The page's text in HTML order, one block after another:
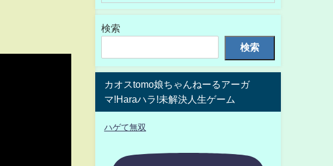
検索
検索
カオスtomo娘ちゃんねーるアーガ
マ!Haraハラ!未解決人生ゲーム
ハゲて無双